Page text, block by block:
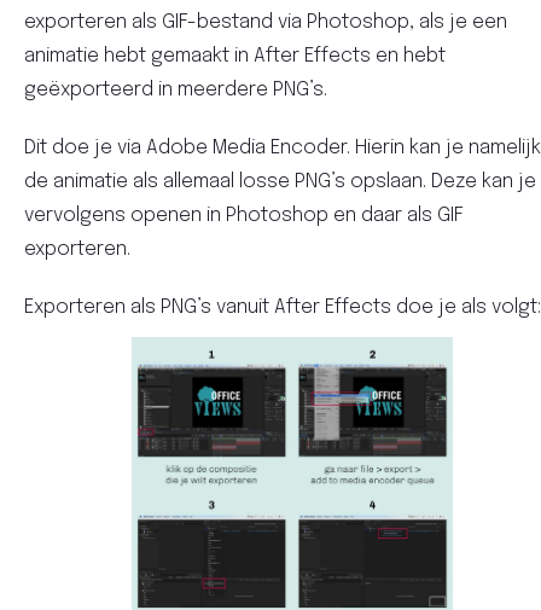
exporteren als GIF-bestand via Photoshop, als je een
animatie hebt gemaakt in After Effects en hebt
geëxporteerd in meerdere PNG’s.
Dit doe je via Adobe Media Encoder. Hierin kan je namelijk
de animatie als allemaal losse PNG’s opslaan. Deze kan je
vervolgens openen in Photoshop en daar als GIF
exporteren.
Exporteren als PNG’s vanuit After Effects doe je als volgt: